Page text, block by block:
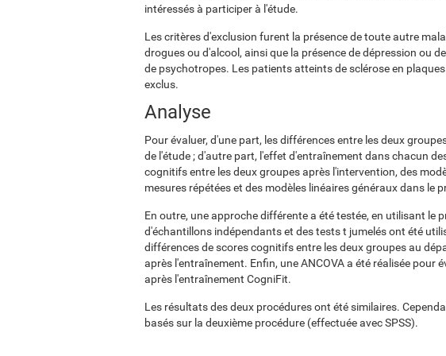
intéressés à participer à l'étude.
Les critères d'exclusion furent la présence de toute autre
drogues ou d'alcool, ainsi que la présence de dépression ou
de psychotropes. Les patients atteints de sclérose en
exclus.
Analyse
Pour évaluer, d'une part, les différences entre les deux
de l'étude ; d'autre part, l'effet d'entraînement dans chacun
cognitifs entre les deux groupes après l'intervention, des
mesures répétées et des modèles linéaires généraux dans le
En outre, une approche différente a été testée, en utilisant le
d'échantillons indépendants et des tests t jumelés ont été
différences de scores cognitifs entre les deux groupes au
après l'entraînement. Enfin, une ANCOVA a été réalisée pour
après l'entraînement CogniFit.
Les résultats des deux procédures ont été similaires.
basés sur la deuxième procédure (effectuée avec SPSS).